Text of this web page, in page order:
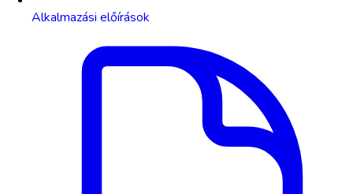
Alkalmazási előírások